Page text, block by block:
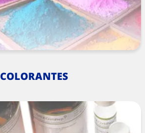
COLORANTES